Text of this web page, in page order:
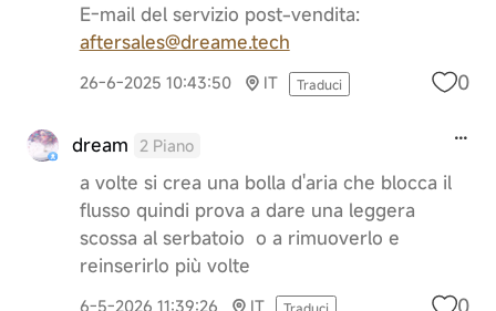
E-mail del servizio post-vendita:
aftersales@dreame.tech
26-6-2025 10:43:50 IT Traduci 0
dream 2 Piano
a volte si crea una bolla d'aria che blocca il
flusso quindi prova a dare una leggera
scossa al serbatoio o a rimuoverlo e
reinserirlo più volte
6-5-2026 11:39:26 IT Traduci